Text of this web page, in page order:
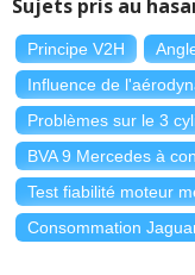
Sujets pris au
Principe V2H
Influence de
Problèmes sur le 3
BVA 9 Mercedes à
Test fiabilité moteur
Consommation